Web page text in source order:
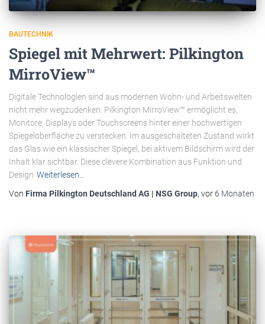
BAUTECHNIK
Spiegel mit Mehrwert: Pilkington
MirroView™
Digitale Technologien sind aus modernen Wohn- und Arbeitswelten
nicht mehr wegzudenken. Pilkington MirroView™ ermöglicht es,
Monitore, Displays oder Touchscreens hinter einer hochwertigen
Spiegeloberfläche zu verstecken. Im ausgeschalteten Zustand wirkt
das Glas wie ein klassischer Spiegel, bei aktivem Bildschirm wird der
Inhalt klar sichtbar. Diese clevere Kombination aus Funktion und
Design Weiterlesen…
Von Firma Pilkington Deutschland AG | NSG Group, vor 6 Monaten